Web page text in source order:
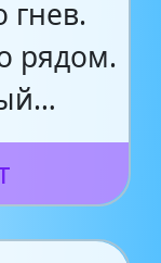
гнев.
рядом.